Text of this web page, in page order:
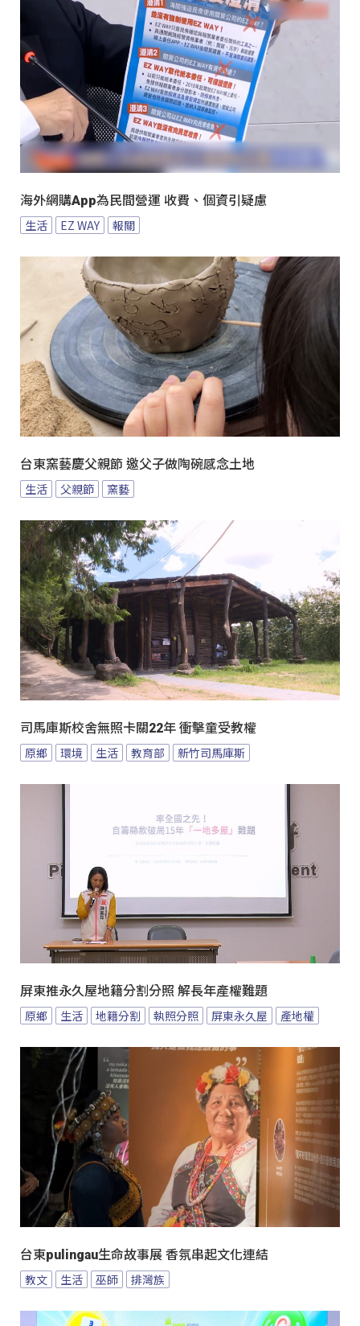
海外網購App為民間營運 收費、個資引疑慮
生活 EZ WAY 報關
台東窯藝慶父親節 邀父子做陶碗感念土地
生活 父親節 窯藝
司馬庫斯校舍無照卡關22年 衝擊童受教權
原鄉 環境 生活 教育部 新竹司馬庫斯
屏東推永久屋地籍分割分照 解長年產權難題
原鄉 生活 地籍分割 執照分照 屏東永久屋 產地權
台東pulingau生命故事展 香氛串起文化連結
教文 生活 巫師 排灣族